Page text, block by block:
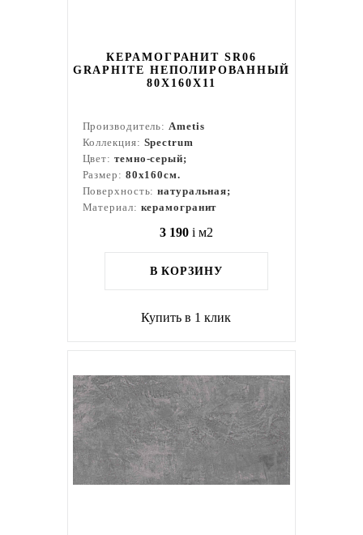
КЕРАМОГРАНИТ SR06
GRAPHITE НЕПОЛИРОВАННЫЙ
80X160Х11
Производитель:Ametis
Коллекция: Spectrum
Цвет: темно-серый;
Размер: 80x160см.
Поверхность:натуральная;
Материал: керамогранит
3 190 i м2
В КОРЗИНУ
Купить в 1 клик